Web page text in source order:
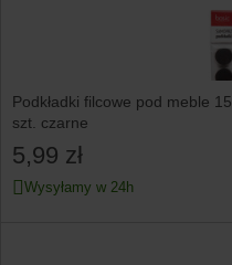
Podkładki filcowe pod meble 15
szt. czarne
5,99 zł
Wysyłamy w 24h